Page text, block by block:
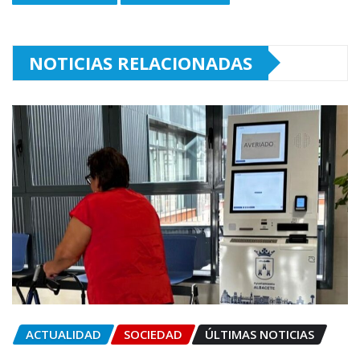
NOTICIAS RELACIONADAS
ACTUALIDAD SOCIEDAD ÚLTIMAS NOTICIAS